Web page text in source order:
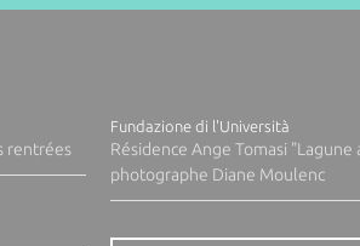
rentrées
Fundazione di l'Università
Résidence Ange Tomasi "Lagune
photographe Diane Moulenc